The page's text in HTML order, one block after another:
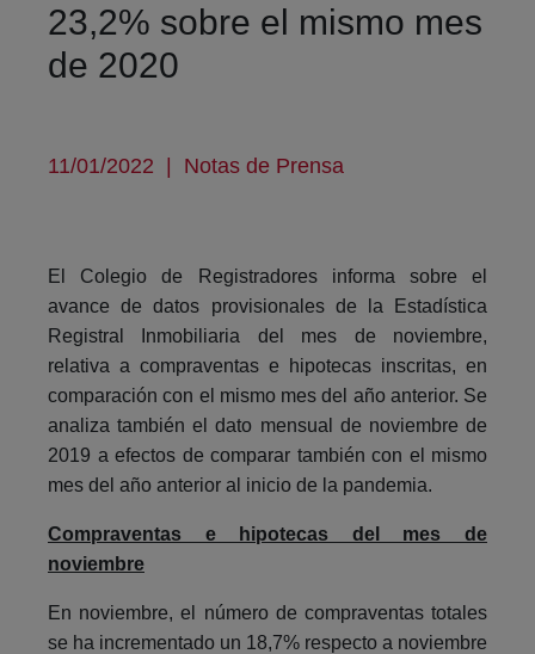
23,2% sobre el mismo mes
de 2020
11/01/2022 | Notas de Prensa
El Colegio de Registradores informa sobre el
avance de datos provisionales de la Estadística
Registral Inmobiliaria del mes de noviembre,
relativa a compraventas e hipotecas inscritas, en
comparación con el mismo mes del año anterior. Se
analiza también el dato mensual de noviembre de
2019 a efectos de comparar también con el mismo
mes del año anterior al inicio de la pandemia.
Compraventas e hipotecas del mes de
noviembre
En noviembre, el número de compraventas totales
se ha incrementado un 18,7% respecto a noviembre